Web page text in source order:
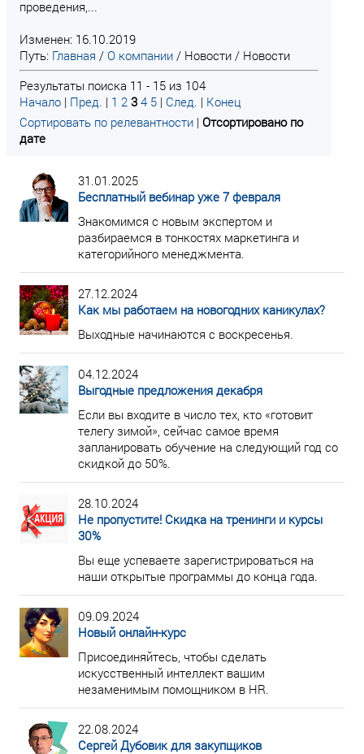
проведения,...
Изменен: 16.10.2019
Путь: Главная / О компании / Новости / Новости
Результаты поиска 11 - 15 из 104
Начало | Пред. | 1 2 3 4 5 | След. | Конец
Сортировать по релевантности | Отсортировано по
дате
31.01.2025
Бесплатный вебинар уже 7 февраля
Знакомимся с новым экспертом и
разбираемся в тонкостях маркетинга и
категорийного менеджмента.
27.12.2024
Как мы работаем на новогодних каникулах?
Выходные начинаются с воскресенья.
04.12.2024
Выгодные предложения декабря
Если вы входите в число тех, кто «готовит
телегу зимой», сейчас самое время
запланировать обучение на следующий год со
скидкой до 50%.
28.10.2024
Не пропустите! Скидка на тренинги и курсы
30%
Вы еще успеваете зарегистрироваться на
наши открытые программы до конца года.
09.09.2024
Новый онлайн-курс
Присоединяйтесь, чтобы сделать
искусственный интеллект вашим
незаменимым помощником в HR.
22.08.2024
Сергей Дубовик для закупщиков